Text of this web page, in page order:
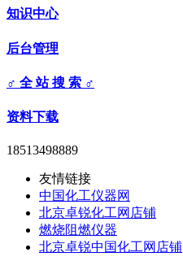
知识中心
后台管理
♂ 全 站 搜 索 ♂
资料下载
18513498889
友情链接
中国化工仪器网
北京卓锐化工网店铺
燃烧阻燃仪器
北京卓锐中国化工网店铺